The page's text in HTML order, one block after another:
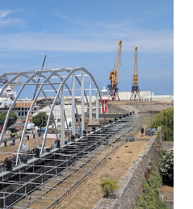
Viana Shopping é grátis de
ÚTEIS)